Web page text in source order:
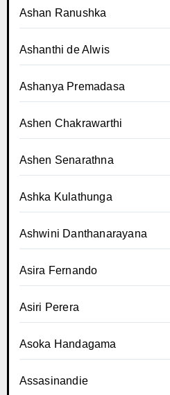
Ashan Ranushka
Ashanthi de Alwis
Ashanya Premadasa
Ashen Chakrawarthi
Ashen Senarathna
Ashka Kulathunga
Ashwini Danthanarayana
Asira Fernando
Asiri Perera
Asoka Handagama
Assasinandie